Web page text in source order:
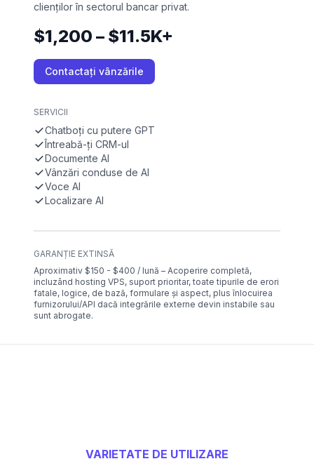
clienților în sectorul bancar privat.
$1,200 – $11.5K+
Contactați vânzările
SERVICII
Chatboți cu putere GPT
Întreabă-ți CRM-ul
Documente AI
Vânzări conduse de AI
Voce AI
Localizare AI
GARANȚIE EXTINSĂ
Aproximativ $150 - $400 / lună – Acoperire completă,
incluzând hosting VPS, suport prioritar, toate tipurile de erori
fatale, logice, de bază, formulare și aspect, plus înlocuirea
furnizorului/API dacă integrările externe devin instabile sau
sunt abrogate.
VARIETATE DE UTILIZARE